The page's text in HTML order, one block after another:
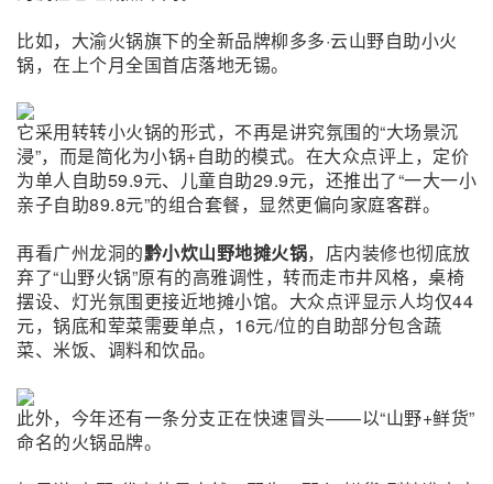
比如，大渝火锅旗下的全新品牌柳多多·云山野自助小火
锅，在上个月全国首店落地无锡。
它采用转转小火锅的形式，不再是讲究氛围的“大场景沉
浸”，而是简化为小锅+自助的模式。在大众点评上，定价
为单人自助59.9元、儿童自助29.9元，还推出了“一大一小
亲子自助89.8元”的组合套餐，显然更偏向家庭客群。
再看广州龙洞的黔小炊山野地摊火锅，店内装修也彻底放
弃了“山野火锅”原有的高雅调性，转而走市井风格，桌椅
摆设、灯光氛围更接近地摊小馆。大众点评显示人均仅44
元，锅底和荤菜需要单点，16元/位的自助部分包含蔬
菜、米饭、调料和饮品。
此外，今年还有一条分支正在快速冒头——以“山野+鲜货”
命名的火锅品牌。